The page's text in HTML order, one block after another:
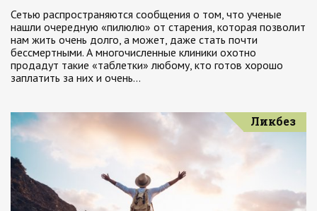
Сетью распространяются сообщения о том, что ученые
нашли очередную «пилюлю» от старения, которая позволит
нам жить очень долго, а может, даже стать почти
бессмертными. А многочисленные клиники охотно
продадут такие «таблетки» любому, кто готов хорошо
заплатить за них и очень…
Ликбез